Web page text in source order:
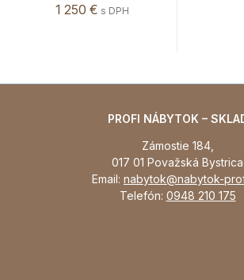
1 250 € s DPH
PROFI NÁBYTOK –
Zámostie 184,
017 01 Považská Bystrica
Email: nabytok@nabytok-
Telefón: 0948 210 175